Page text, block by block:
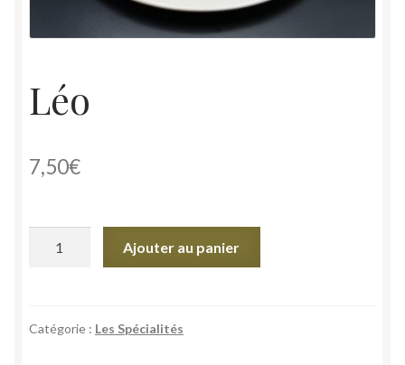
Léo
7,50€
Ajouter au panier
Catégorie : Les Spécialités